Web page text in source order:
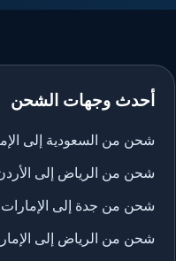
أحدث وجهات الشحن
شحن من السعودية إلى
شحن من الرياض إلى
شحن من جدة إلى الإمارات
شحن من الرياض إلى